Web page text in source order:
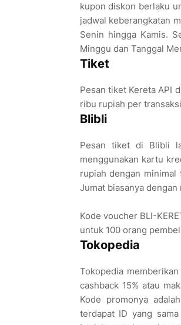
kupon diskon berlaku
jadwal keberangkatan
Senin hingga Kamis.
Minggu dan Tanggal
Tiket
Pesan tiket Kereta API
ribu rupiah per
Blibli
Pesan tiket di Blibli
menggunakan kartu
rupiah dengan
Jumat biasanya
Kode voucher BLI-
untuk 100 orang
Tokopedia
Tokopedia
cashback 15% atau
Kode promonya
terdapat ID yang